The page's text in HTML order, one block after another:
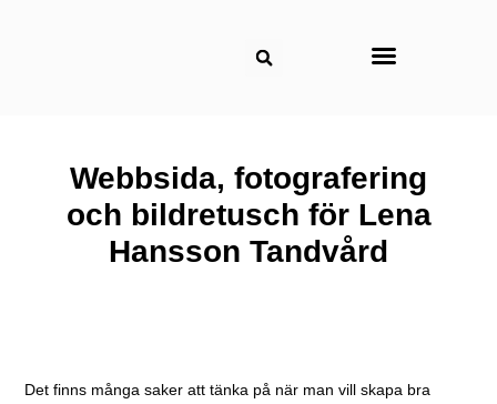
Webbsida, fotografering
och bildretusch för Lena
Hansson Tandvård
Det finns många saker att tänka på när man vill skapa bra